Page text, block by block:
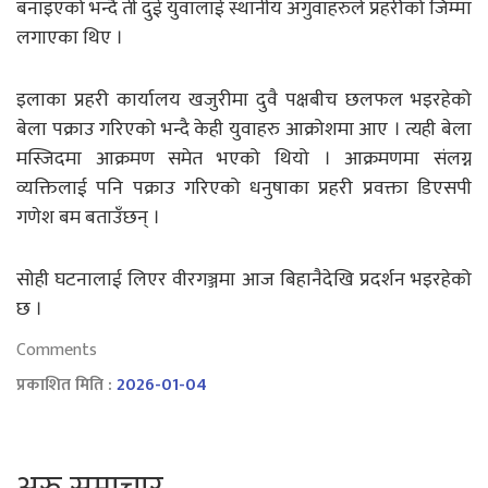
बनाइएको भन्दै ती दुई युवालाई स्थानीय अगुवाहरुले प्रहरीको जिम्मा
लगाएका थिए ।
इलाका प्रहरी कार्यालय खजुरीमा दुवै पक्षबीच छलफल भइरहेको
बेला पक्राउ गरिएको भन्दै केही युवाहरु आक्रोशमा आए । त्यही बेला
मस्जिदमा आक्रमण समेत भएको थियो । आक्रमणमा संलग्न
व्यक्तिलाई पनि पक्राउ गरिएको धनुषाका प्रहरी प्रवक्ता डिएसपी
गणेश बम बताउँछन् ।
सोही घटनालाई लिएर वीरगञ्जमा आज बिहानैदेखि प्रदर्शन भइरहेको
छ ।
Comments
प्रकाशित मिति :2026-01-04